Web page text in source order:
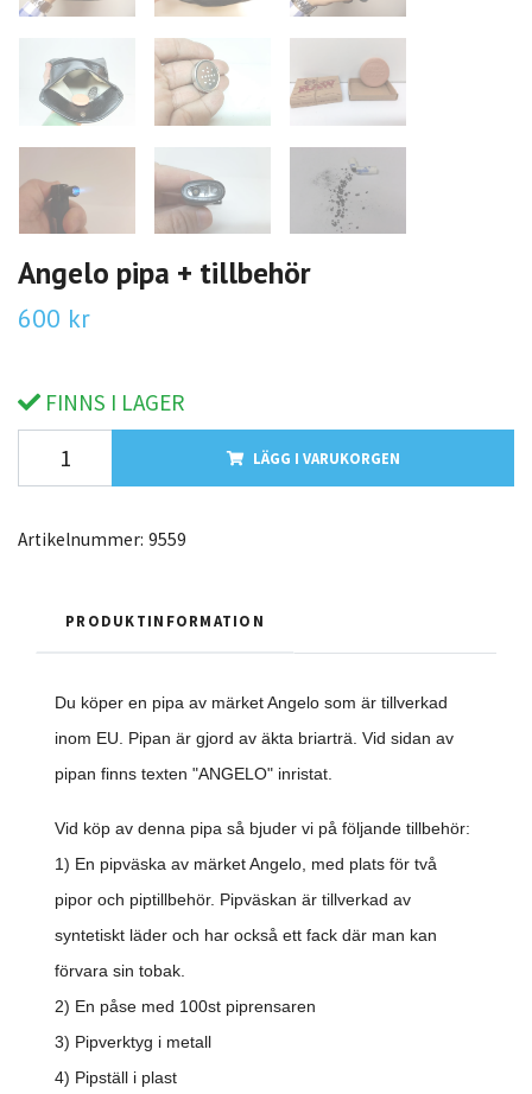
Angelo pipa + tillbehör
600 kr
FINNS I LAGER
LÄGG I VARUKORGEN
Artikelnummer: 9559
PRODUKTINFORMATION
Du köper en pipa av märket Angelo som är tillverkad
inom EU. Pipan är gjord av äkta briarträ. Vid sidan av
pipan finns texten "ANGELO" inristat.
Vid köp av denna pipa så bjuder vi på följande tillbehör:
1) En pipväska av märket Angelo, med plats för två
pipor och piptillbehör. Pipväskan är tillverkad av
syntetiskt läder och har också ett fack där man kan
förvara sin tobak.
2) En påse med 100st piprensaren
3) Pipverktyg i metall
4) Pipställ i plast